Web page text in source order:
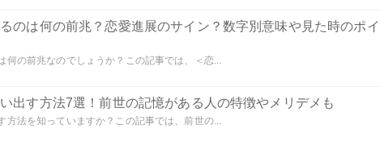
のは何の前兆？恋愛進展のサイン？数字別意味や見た時のポイ
何の前兆なのでしょうか？この記事では、＜恋...
出す方法7選！前世の記憶がある人の特徴やメリデメも
方法を知っていますか？この記事では、前世の...